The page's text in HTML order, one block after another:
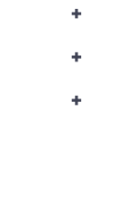
+
+
+